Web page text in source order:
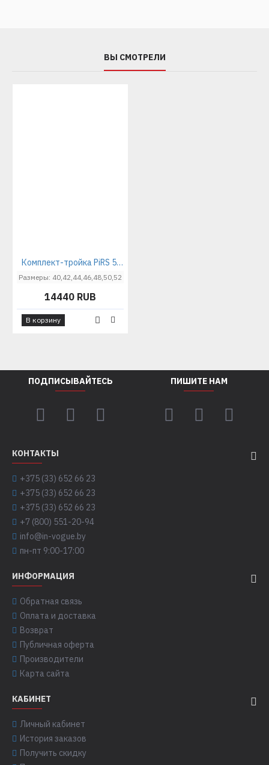
ВЫ СМОТРЕЛИ
Размеры: 40,42,44,46,48,50,52
Комплект-тройка PiRS 5890 лайм
14440 RUB
В корзину
ПОДПИСЫВАЙТЕСЬ ПИШИТЕ НАМ
КОНТАКТЫ
+375 (33) 652 66 23
+375 (33) 652 66 23
+375 (33) 652 66 23
+7 (800) 551-20-94
info@in-vogue.by
пн-пт 9:00-17:00
ИНФОРМАЦИЯ
Обратная связь
Оплата и доставка
Возврат
Публичная оферта
Производители
Карта сайта
КАБИНЕТ
Личный кабинет
История заказов
Получить скидку